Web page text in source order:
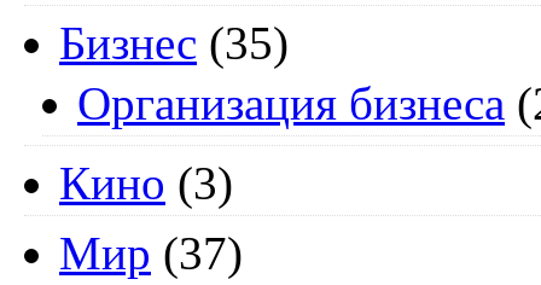
Бизнес (35)
Организация бизнеса
Кино (3)
Мир (37)